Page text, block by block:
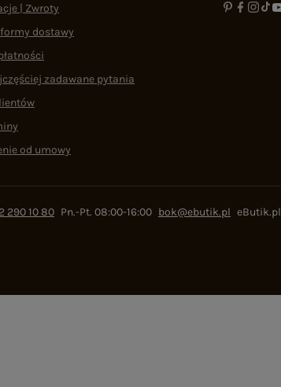
| Zwroty
dostawy
zadawane pytania
od umowy
290 10 80 Pn.-Pt. 08:00-16:00 bok@ebutik.pl eButik.pl